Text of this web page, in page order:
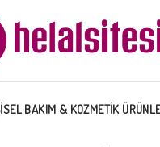
BAKIM & KOZMETİK